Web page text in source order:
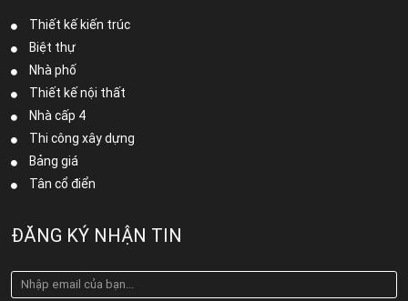
Thiết kế kiến trúc
Biệt thự
Nhà phố
Thiết kế nội thất
Nhà cấp 4
Thi công xây dựng
Bảng giá
Tân cổ điển
ĐĂNG KÝ NHẬN TIN